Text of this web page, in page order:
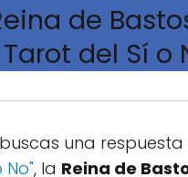
de
Tarot del Sí o
una
No", la Reina de